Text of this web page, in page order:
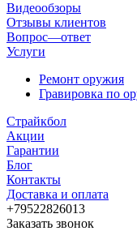
Видеообзоры
Отзывы клиентов
Вопрос—ответ
Услуги
Ремонт оружия
Гравировка по
Страйкбол
Акции
Гарантии
Блог
Контакты
Доставка и оплата
+79522826013
Заказать звонок